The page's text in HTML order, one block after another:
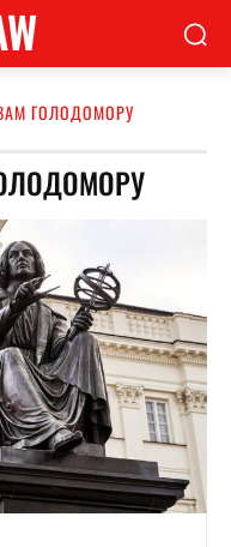
ГОЛОДОМОРУ